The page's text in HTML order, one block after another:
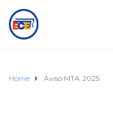
Home Aviso MTA 2025